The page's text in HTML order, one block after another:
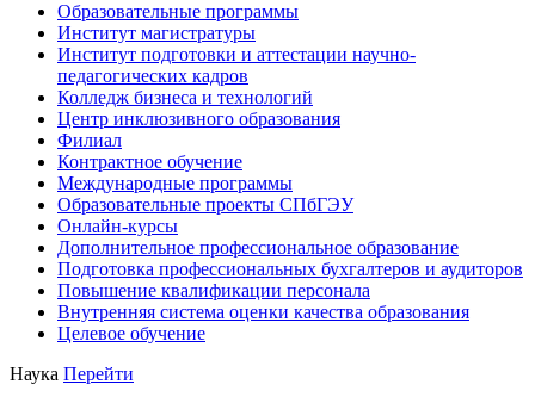
Образовательные программы
Институт магистратуры
Институт подготовки и аттестации научно-
педагогических кадров
Колледж бизнеса и технологий
Центр инклюзивного образования
Филиал
Контрактное обучение
Международные программы
Образовательные проекты СПбГЭУ
Онлайн-курсы
Дополнительное профессиональное образование
Подготовка профессиональных бухгалтеров и аудиторов
Повышение квалификации персонала
Внутренняя система оценки качества образования
Целевое обучение
Наука Перейти